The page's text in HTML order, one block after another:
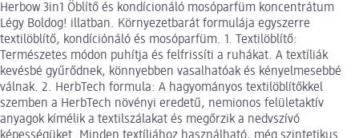
Herbow 3in1 Öblítő és kondícionáló mosóparfüm koncentrátum
Légy Boldog! illatban. Környezetbarát formulája egyszerre
textilöblítő, kondíciónáló és mosóparfüm. 1. Textilöblítő:
Természetes módon puhítja és felfrissíti a ruhákat. A textíliák
kevésbé gyűrődnek, könnyebben vasalhatóak és kényelmesebbé
válnak. 2. HerbTech formula: A hagyományos textilöblítőkkel
szemben a HerbTech növényi eredetű, nemionos felületaktív
anyagok kímélik a textilszálakat és megőrzik a nedvszívó